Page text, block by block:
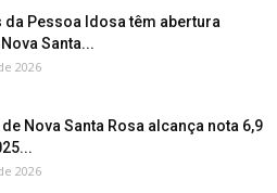
da Pessoa Idosa têm abertura
Santa...
2026
Nova Santa Rosa alcança nota 6,9
2026